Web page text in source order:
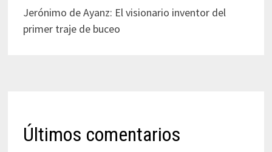
Jerónimo de Ayanz: El visionario inventor del
primer traje de buceo
Últimos comentarios